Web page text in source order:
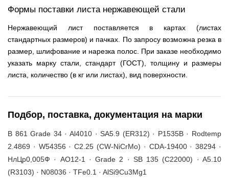
Формы поставки листа нержавеющей стали
Нержавеющий лист поставляется в картах (листах
стандартных размеров) и пачках. По запросу возможна резка в
размер, шлифование и нарезка полос. При заказе необходимо
указать марку стали, стандарт (ГОСТ), толщину и размеры
листа, количество (в кг или листах), вид поверхности.
Подбор, поставка, документация на марки
B 861 Grade 34 · Al4010 · SA5.9 (ER312) · P1535B · Rodtemp
2.4869 · W54356 · C2.25 (CW-NiCrMo) · CDA-19400 · 38294 ·
НлЦр0,005Ф · АО12-1 · Grade 2 · SB 135 (C22000) · A5.10
(R3103) · N08036 · TFe0.1 · AlSi9Cu3Mg1